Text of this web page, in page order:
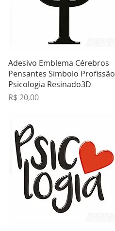
Visualização rápida
Adesivo Emblema Cérebros
Pensantes Símbolo Profissão
Psicologia Resinado3D
Preço
R$ 20,00